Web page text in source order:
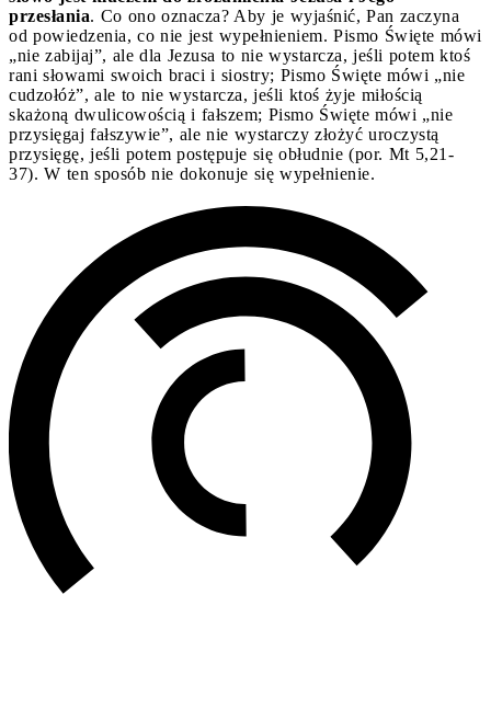
przesłania. Co ono oznacza? Aby je wyjaśnić, Pan zaczyna
od powiedzenia, co nie jest wypełnieniem. Pismo Święte mówi
„nie zabijaj”, ale dla Jezusa to nie wystarcza, jeśli potem ktoś
rani słowami swoich braci i siostry; Pismo Święte mówi „nie
cudzołóż”, ale to nie wystarcza, jeśli ktoś żyje miłością
skażoną dwulicowością i fałszem; Pismo Święte mówi „nie
przysięgaj fałszywie”, ale nie wystarczy złożyć uroczystą
przysięgę, jeśli potem postępuje się obłudnie (por. Mt 5,21-
37). W ten sposób nie dokonuje się wypełnienie.